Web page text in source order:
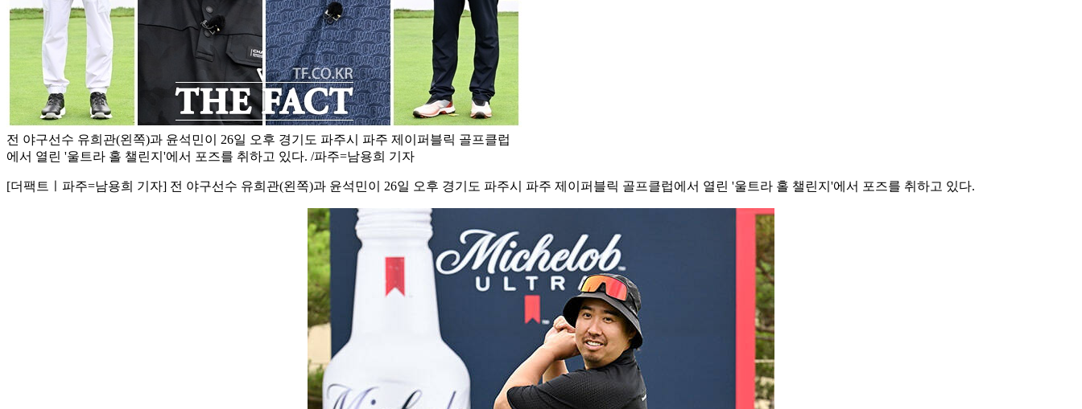
전 야구선수 유희관(왼쪽)과 윤석민이 26일 오후 경기도 파주시 파주 제이퍼블릭 골프클럽
에서 열린 '울트라 홀 챌린지'에서 포즈를 취하고 있다. /파주=남용희 기자
[더팩트ㅣ파주=남용희 기자] 전 야구선수 유희관(왼쪽)과 윤석민이 26일 오후 경기도 파주시 파주 제이퍼블릭 골프클럽에서 열린 '울트라 홀 챌린지'에서 포즈를 취하고 있다.